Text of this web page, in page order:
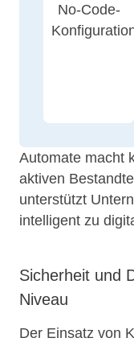
No-Code-
Konfiguration
Automate macht
aktiven
unterstützt
intelligent zu
Sicherheit und
Niveau
Der Einsatz von